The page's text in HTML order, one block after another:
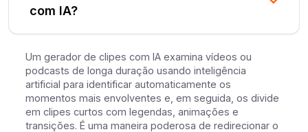
com IA?
Um gerador de clipes com IA examina vídeos ou
podcasts de longa duração usando inteligência
artificial para identificar automaticamente os
momentos mais envolventes e, em seguida, os divide
em clipes curtos com legendas, animações e
transições. É uma maneira poderosa de redirecionar o